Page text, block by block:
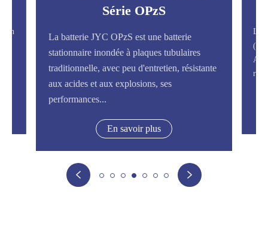
un
Série OPzS
La batterie JYC OPzS est une batterie
stationnaire inondée à plaques tubulaires
traditionnelle, avec peu d'entretien, résistante
aux acides et aux explosions, ses
performances...
En savoir plus
Les
 